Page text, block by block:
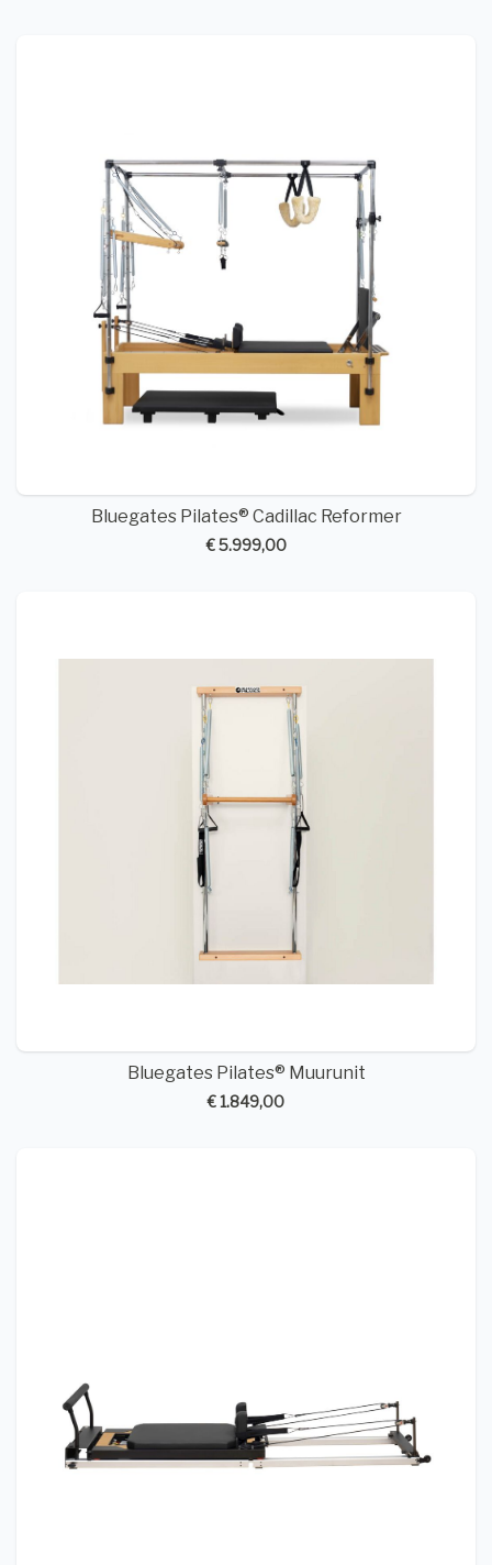
Bluegates Pilates® Cadillac Reformer
€ 5.999,00
Bluegates Pilates® Muurunit
€ 1.849,00